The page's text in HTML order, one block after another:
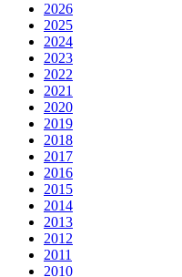
2026
2025
2024
2023
2022
2021
2020
2019
2018
2017
2016
2015
2014
2013
2012
2011
2010